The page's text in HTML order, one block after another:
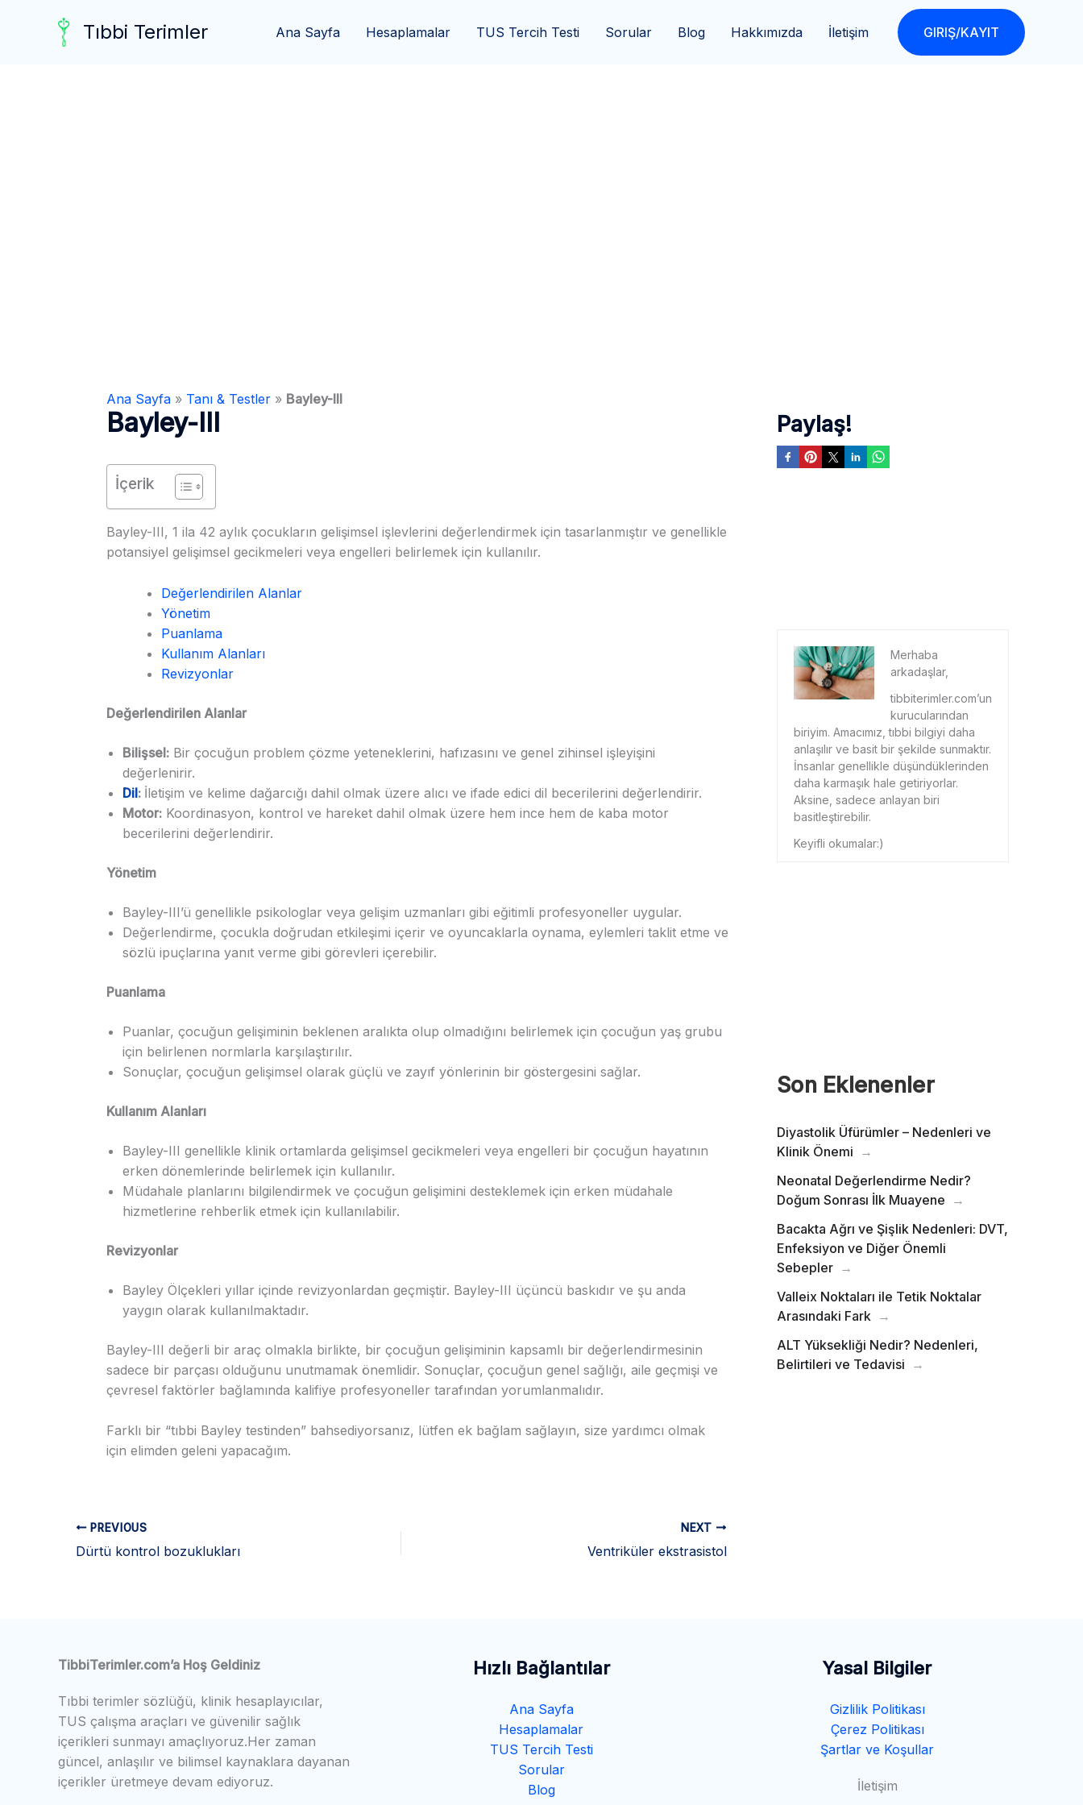
Tıbbi Terimler Ana Sayfa Hesaplamalar TUS Tercih Testi Sorular Blog Hakkımızda İletişim GIRIŞ/KAYIT
Ana Sayfa » Tanı & Testler » Bayley-III
Bayley-III
İçerik
Bayley-III, 1 ila 42 aylık çocukların gelişimsel işlevlerini değerlendirmek için tasarlanmıştır ve genellikle
potansiyel gelişimsel gecikmeleri veya engelleri belirlemek için kullanılır.
Değerlendirilen Alanlar
Yönetim
Puanlama
Kullanım Alanları
Revizyonlar
Değerlendirilen Alanlar
Bilişsel: Bir çocuğun problem çözme yeteneklerini, hafızasını ve genel zihinsel işleyişini
değerlenirir.
Dil: İletişim ve kelime dağarcığı dahil olmak üzere alıcı ve ifade edici dil becerilerini değerlendirir.
Motor: Koordinasyon, kontrol ve hareket dahil olmak üzere hem ince hem de kaba motor
becerilerini değerlendirir.
Yönetim
Bayley-III’ü genellikle psikologlar veya gelişim uzmanları gibi eğitimli profesyoneller uygular.
Değerlendirme, çocukla doğrudan etkileşimi içerir ve oyuncaklarla oynama, eylemleri taklit etme ve
sözlü ipuçlarına yanıt verme gibi görevleri içerebilir.
Puanlama
Puanlar, çocuğun gelişiminin beklenen aralıkta olup olmadığını belirlemek için çocuğun yaş grubu
için belirlenen normlarla karşılaştırılır.
Sonuçlar, çocuğun gelişimsel olarak güçlü ve zayıf yönlerinin bir göstergesini sağlar.
Kullanım Alanları
Bayley-III genellikle klinik ortamlarda gelişimsel gecikmeleri veya engelleri bir çocuğun hayatının
erken dönemlerinde belirlemek için kullanılır.
Müdahale planlarını bilgilendirmek ve çocuğun gelişimini desteklemek için erken müdahale
hizmetlerine rehberlik etmek için kullanılabilir.
Revizyonlar
Bayley Ölçekleri yıllar içinde revizyonlardan geçmiştir. Bayley-III üçüncü baskıdır ve şu anda
yaygın olarak kullanılmaktadır.
Bayley-III değerli bir araç olmakla birlikte, bir çocuğun gelişiminin kapsamlı bir değerlendirmesinin
sadece bir parçası olduğunu unutmamak önemlidir. Sonuçlar, çocuğun genel sağlığı, aile geçmişi ve
çevresel faktörler bağlamında kalifiye profesyoneller tarafından yorumlanmalıdır.
Farklı bir “tıbbi Bayley testinden” bahsediyorsanız, lütfen ek bağlam sağlayın, size yardımcı olmak
için elimden geleni yapacağım.
PREVIOUS
Dürtü kontrol bozuklukları
NEXT
Ventriküler ekstrasistol
Paylaş!
Merhaba
arkadaşlar,
tibbiterimler.com’un
kurucularından
biriyim. Amacımız, tıbbi bilgiyi daha
anlaşılır ve basit bir şekilde sunmaktır.
İnsanlar genellikle düşündüklerinden
daha karmaşık hale getiriyorlar.
Aksine, sadece anlayan biri
basitleştirebilir.
Keyifli okumalar:)
Son Eklenenler
Diyastolik Üfürümler – Nedenleri ve
Klinik Önemi
Neonatal Değerlendirme Nedir?
Doğum Sonrası İlk Muayene
Bacakta Ağrı ve Şişlik Nedenleri: DVT,
Enfeksiyon ve Diğer Önemli
Sebepler
Valleix Noktaları ile Tetik Noktalar
Arasındaki Fark
ALT Yüksekliği Nedir? Nedenleri,
Belirtileri ve Tedavisi
TibbiTerimler.com’a Hoş Geldiniz
Tıbbi terimler sözlüğü, klinik hesaplayıcılar,
TUS çalışma araçları ve güvenilir sağlık
içerikleri sunmayı amaçlıyoruz.Her zaman
güncel, anlaşılır ve bilimsel kaynaklara dayanan
içerikler üretmeye devam ediyoruz.
Hızlı Bağlantılar
Ana Sayfa
Hesaplamalar
TUS Tercih Testi
Sorular
Blog
Yasal Bilgiler
Gizlilik Politikası
Çerez Politikası
Şartlar ve Koşullar
İletişim